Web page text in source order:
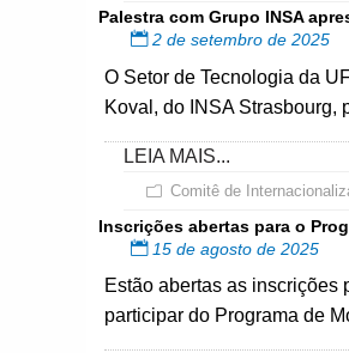
Palestra com Grupo INSA
2 de setembro de 2025
O Setor de Tecnologia da
Koval, do INSA Strasbourg,
LEIA MAIS...
Comitê de
Inscrições abertas para o
15 de agosto de 2025
Estão abertas as inscrições
participar do Programa de